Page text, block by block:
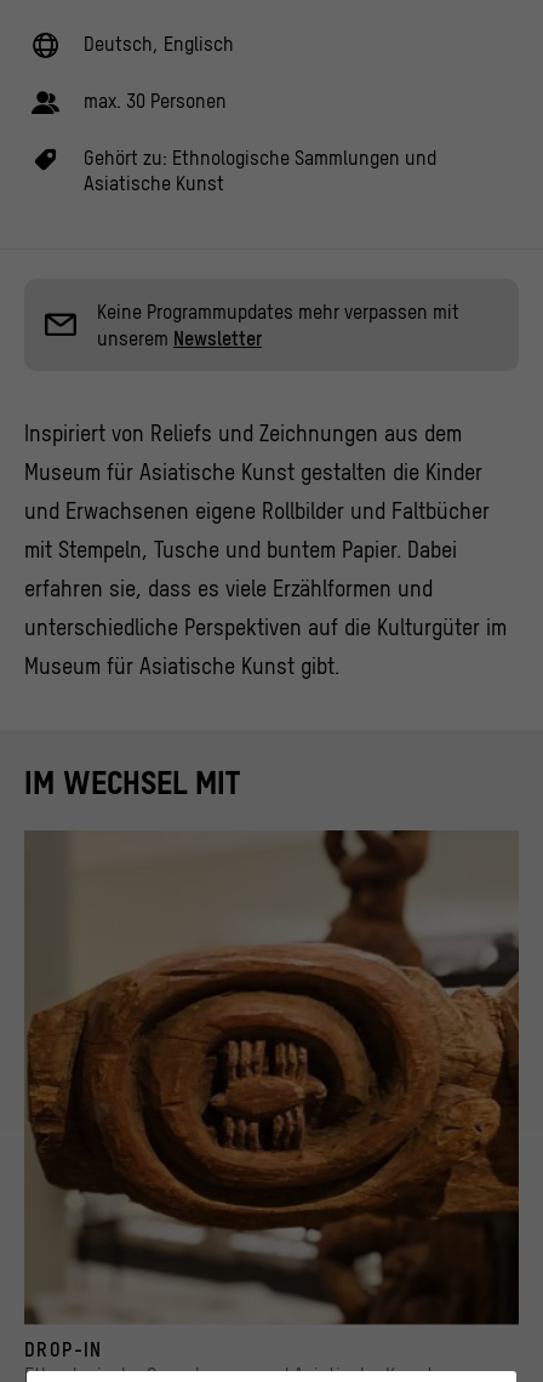
Deutsch, Englisch
max. 30 Personen
Gehört zu: Ethnologische Sammlungen und
Asiatische Kunst
Keine Programmupdates mehr verpassen mit
unserem Newsletter
Inspiriert von Reliefs und Zeichnungen aus dem
Museum für Asiatische Kunst gestalten die Kinder
und Erwachsenen eigene Rollbilder und Faltbücher
mit Stempeln, Tusche und buntem Papier. Dabei
erfahren sie, dass es viele Erzählformen und
unterschiedliche Perspektiven auf die Kulturgüter im
Museum für Asiatische Kunst gibt.
IM WECHSEL MIT
DROP-IN
Ethnologische Sammlungen und Asiatische Kunst
© Staatliche Museen zu Berlin, Ethnologisches Museum, Foto: Valerie von Stillfried